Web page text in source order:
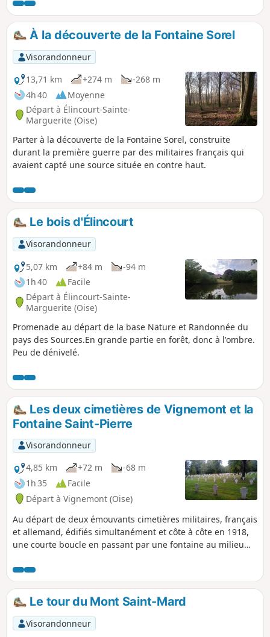
l'allée des Beaux Monts, en passant par
la bute des Beaux Monts et son point de
vue sur Compiègne. C'est un condensé
de la beauté et des plaisirs de
Compiègne et de sa forêt.
À la découverte de la Fontaine Sorel
Visorandonneur
13,71 km
+274 m
-268 m
4h 40
Moyenne
Départ à Élincourt-Sainte-
Marguerite (Oise)
Parter à la découverte de la Fontaine Sorel, construite
durant la première guerre par des militaires français qui
avaient capté une source située en contre haut.
Le bois d'Élincourt
Visorandonneur
5,07 km
+84 m
-94 m
1h 40
Facile
Départ à Élincourt-Sainte-
Marguerite (Oise)
Promenade au départ de la base Nature et Randonnée du
pays des Sources.En grande partie en forêt, donc à l'ombre.
Peu de dénivelé.
Les deux cimetières de Vignemont et la
Fontaine Saint-Pierre
Visorandonneur
4,85 km
+72 m
-68 m
1h 35
Facile
Départ à Vignemont (Oise)
Au départ de deux émouvants cimetières militaires, français
et allemand, édifiés simultanément et côte à côte en 1918,
une courte boucle en passant par une fontaine au milieu
Le tour du Mont Saint-Mard
Visorandonneur